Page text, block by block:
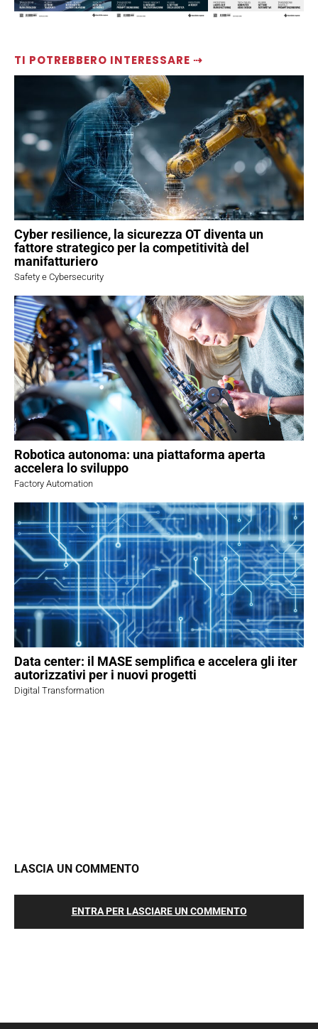
TI POTREBBERO INTERESSARE ⇢
Cyber resilience, la sicurezza OT diventa un
fattore strategico per la competitività del
manifatturiero
Safety e Cybersecurity
Robotica autonoma: una piattaforma aperta
accelera lo sviluppo
Factory Automation
Data center: il MASE semplifica e accelera gli iter
autorizzativi per i nuovi progetti
Digital Transformation
LASCIA UN COMMENTO
ENTRA PER LASCIARE UN COMMENTO